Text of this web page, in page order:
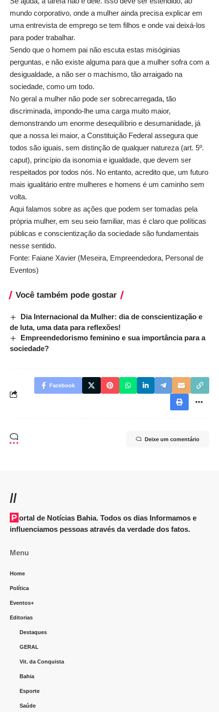
mundo corporativo, onde a mulher ainda precisa explicar em
uma entrevista de emprego se tem filhos e onde vai deixá-los
para poder trabalhar.
Sendo que o homem pai não escuta estas misóginias
perguntas, e não existe alguma para que a mulher sofra com a
desigualdade, a não ser o machismo, tão arraigado na
sociedade, como um todo.
No geral a mulher não pode ser sobrecarregada, tão
discriminada, impondo-lhe uma carga muito maior,
demonstrando um enorme desequilíbrio e desumanidade, já
que a nossa lei maior, a Constituição Federal assegura que
todos são iguais, sem distinção de qualquer natureza (art. 5º.
caput), princípio da isonomia e igualdade, que devem ser
respeitados por todos nós. No entanto, acredito que, um futuro
mais igualitário entre mulheres e homens é um caminho sem
volta.
Aqui falamos sobre as ações que podem ser tomadas pela
própria mulher, em seu seio familiar, mas é claro que políticas
públicas e conscientização da sociedade são fundamentais
nesse sentido.
Fonte: Faiane Xavier (Meseira, Empreendedora, Personal de
Eventos)
Você também pode gostar
Dia Internacional da Mulher: dia de conscientização e
de luta, uma data para reflexões!
Empreendedorismo feminino e sua importância para a
sociedade?
Facebook
Deixe um comentário
//
Portal de Notícias Bahia. Todos os dias Informamos e
influenciamos pessoas através da verdade dos fatos.
Menu
Home
Política
Eventos+
Editorias
Destaques
GERAL
Vit. da Conquista
Bahia
Esporte
Saúde